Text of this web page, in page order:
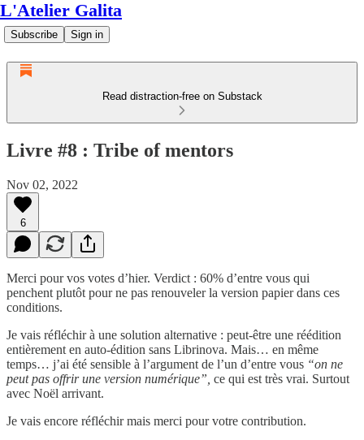
L'Atelier Galita
Subscribe Sign in
Read distraction-free on Substack
Livre #8 : Tribe of mentors
Nov 02, 2022
6
Merci pour vos votes d’hier. Verdict : 60% d’entre vous qui
penchent plutôt pour ne pas renouveler la version papier dans ces
conditions.
Je vais réfléchir à une solution alternative : peut-être une réédition
entièrement en auto-édition sans Librinova. Mais… en même
temps… j’ai été sensible à l’argument de l’un d’entre vous “on ne
peut pas offrir une version numérique”, ce qui est très vrai. Surtout
avec Noël arrivant.
Je vais encore réfléchir mais merci pour votre contribution.